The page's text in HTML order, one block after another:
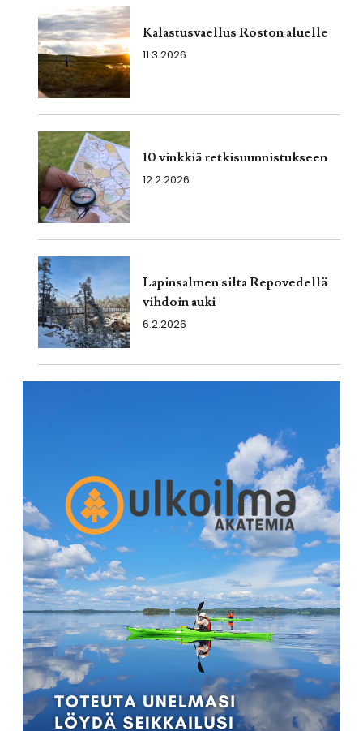
Kalastusvaellus Roston aluelle
11.3.2026
10 vinkkiä retkisuunnistukseen
12.2.2026
Lapinsalmen silta Repovedellä
vihdoin auki
6.2.2026